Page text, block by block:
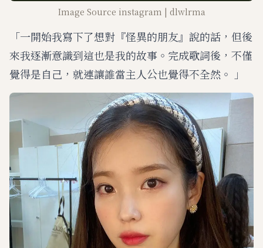
Image Source instagram | dlwlrma
「一開始我寫下了想對『怪異的朋友』說的話，但後
來我逐漸意識到這也是我的故事。完成歌詞後，不僅
覺得是自己，就連讓誰當主人公也覺得不全然。 」